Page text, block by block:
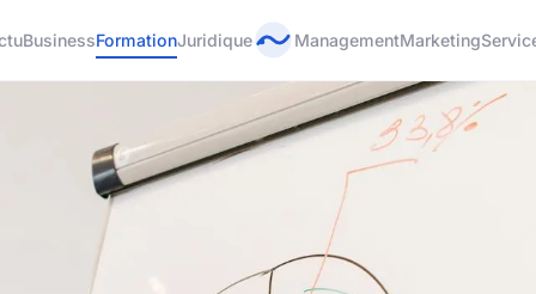
BusinessFormationJuridique ManagementMarketing